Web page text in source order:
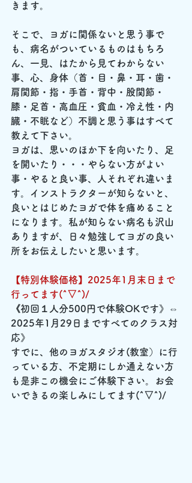
きます。
そこで、ヨガに関係ないと思う事で
も、病名がついているものはもちろ
ん、一見、はたから見てわからない
事、心、身体（首・目・鼻・耳・歯・
肩関節・指・手首・背中・股関節・
膝・足首・高血圧・貧血・冷え性・内
臓・不眠など）不調と思う事はすべて
教えて下さい。
ヨガは、思いのほか下を向いたり、足
を開いたり・・・やらない方がよい
事・やると良い事、人それぞれ違いま
す。インストラクターが知らないと、
良いとはじめたヨガで体を痛めること
になります。私が知らない病名も沢山
ありますが、日々勉強してヨガの良い
所をお伝えしたいと思います。
【特別体験価格】2025年1月末日まで
行ってます(^▽^)/
《初回１人分500円で体験OKです》⇔
2025年1月29日まですべてのクラス対
応》
すでに、他のヨガスタジオ(教室）に行
っている方、不定期にしか通えない方
も是非この機会にご体験下さい。お会
いできるの楽しみにしてます(^▽^)/